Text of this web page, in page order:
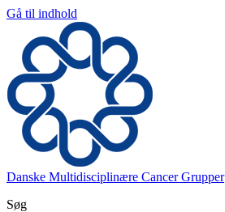
Gå til indhold
Danske Multidisciplinære Cancer Grupper
Søg